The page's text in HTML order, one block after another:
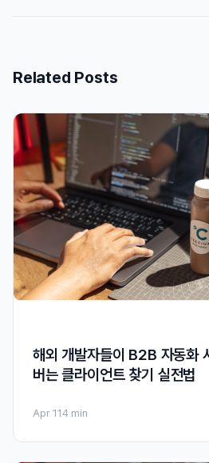
Related Posts
해외 개발자들이 B2B 자동
버는 클라이언트 찾기 실전법
Apr 114 min